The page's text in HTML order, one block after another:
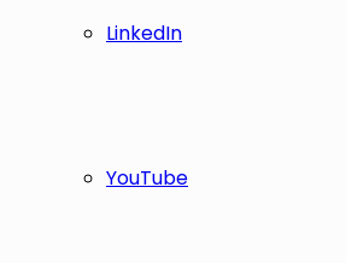
LinkedIn
YouTube